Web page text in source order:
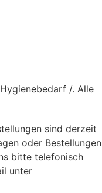
/. Alle
sind derzeit
oder Bestellungen
bitte telefonisch
unter